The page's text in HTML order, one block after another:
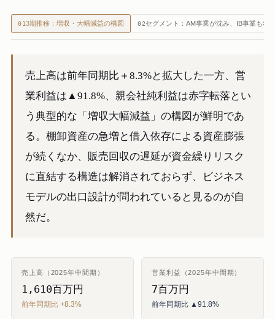
013期推移：増収・大幅減益の構図 02セグメント：AM事業が沈み、IB事業も利
売上高は前年同期比＋8.3%と拡大した一方、営
業利益は▲91.8%、親会社純利益は赤字転落とい
う典型的な「増収大幅減益」の構図が鮮明であ
る。棚卸資産の急増と借入依存による資産膨張
が続くなか、販売回収の遅延が資金繰りリスク
に直結する構造は解消されておらず、ビジネス
モデルの出口設計が問われていると見るのが自
然だ。
売上高（2025年中間期）
1,610百万円
前年同期比 +8.3%
営業利益（2025年中間期）
7百万円
前年同期比 ▲91.8%